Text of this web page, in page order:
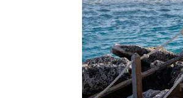
Wanneer je iets op wil slaan om